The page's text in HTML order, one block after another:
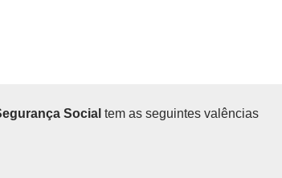
Social tem as seguintes valências